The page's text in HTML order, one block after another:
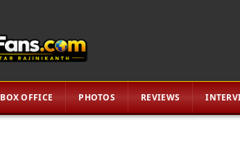
BOX OFFICE PHOTOS REVIEWS